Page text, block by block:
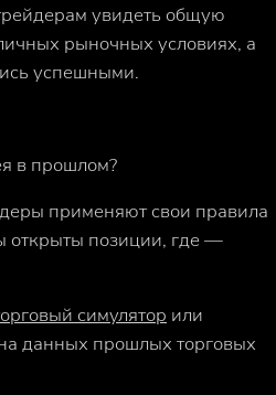
увидеть общую
рыночных условиях, а
успешными.
в прошлом?
применяют свои правила
открыты позиции, где —
симулятор или
данных прошлых торговых